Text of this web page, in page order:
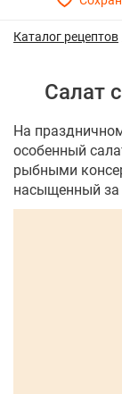
Каталог рецептов
Салат
На
особенный
рыбными
насыщенный за